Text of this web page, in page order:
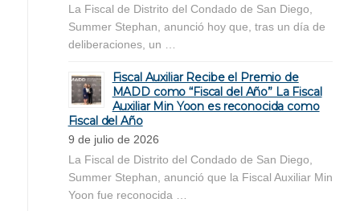
La Fiscal de Distrito del Condado de San Diego,
Summer Stephan, anunció hoy que, tras un día de
deliberaciones, un …
Fiscal Auxiliar Recibe el Premio de
MADD como “Fiscal del Año” La Fiscal
Auxiliar Min Yoon es reconocida como
Fiscal del Año
9 de julio de 2026
La Fiscal de Distrito del Condado de San Diego,
Summer Stephan, anunció que la Fiscal Auxiliar Min
Yoon fue reconocida …